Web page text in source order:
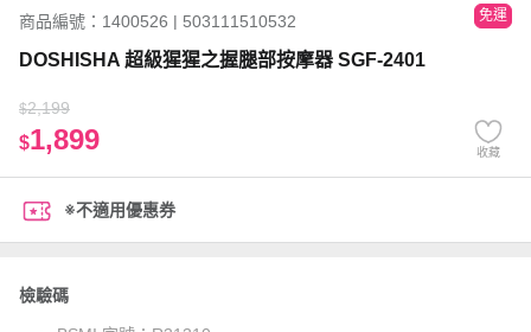
商品編號：1400526 | 503111510532 免運
DOSHISHA 超級猩猩之握腿部按摩器 SGF-2401
$2,199
$1,899 收藏
※不適用優惠券
檢驗碼